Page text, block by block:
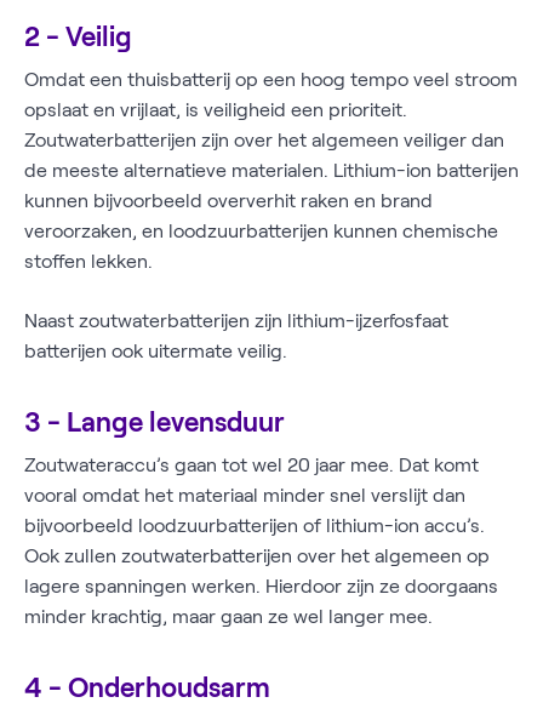
2 - Veilig
Omdat een thuisbatterij op een hoog tempo veel stroom
opslaat en vrijlaat, is veiligheid een prioriteit.
Zoutwaterbatterijen zijn over het algemeen veiliger dan
de meeste alternatieve materialen. Lithium-ion batterijen
kunnen bijvoorbeeld oververhit raken en brand
veroorzaken, en loodzuurbatterijen kunnen chemische
stoffen lekken.
Naast zoutwaterbatterijen zijn lithium-ijzerfosfaat
batterijen ook uitermate veilig.
3 - Lange levensduur
Zoutwateraccu’s gaan tot wel 20 jaar mee. Dat komt
vooral omdat het materiaal minder snel verslijt dan
bijvoorbeeld loodzuurbatterijen of lithium-ion accu’s.
Ook zullen zoutwaterbatterijen over het algemeen op
lagere spanningen werken. Hierdoor zijn ze doorgaans
minder krachtig, maar gaan ze wel langer mee.
4 - Onderhoudsarm